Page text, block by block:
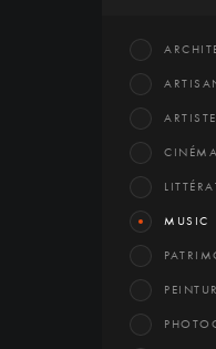
ARTISTE
CINÉMA
MUSIC